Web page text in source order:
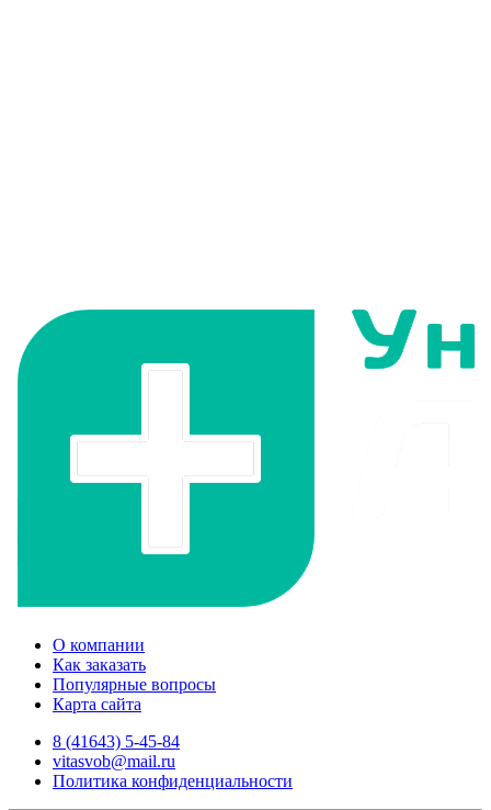
О компании
Как заказать
Популярные вопросы
Карта сайта
8 (41643) 5-45-84
vitasvob@mail.ru
Политика конфиденциальности